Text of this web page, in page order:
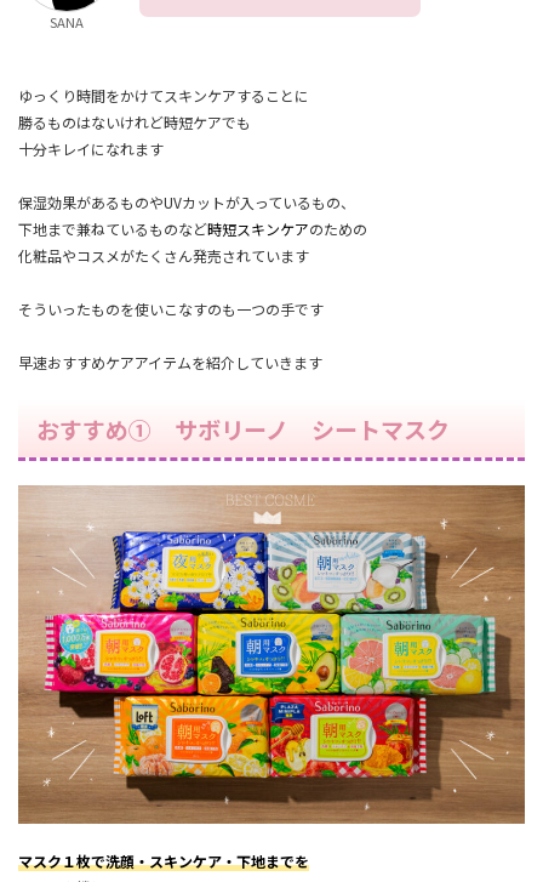
SANA
ゆっくり時間をかけてスキンケアすることに
勝るものはないけれど時短ケアでも
十分キレイになれます
保湿効果があるものやUVカットが入っているもの、
下地まで兼ねているものなど時短スキンケアのための
化粧品やコスメがたくさん発売されています
そういったものを使いこなすのも一つの手です
早速おすすめケアアイテムを紹介していきます
おすすめ① サボリーノ シートマスク
マスク１枚で洗顔・スキンケア・下地までを